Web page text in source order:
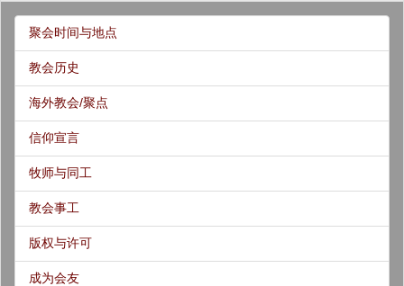
聚会时间与地点
教会历史
海外教会/聚点
信仰宣言
牧师与同工
教会事工
版权与许可
成为会友